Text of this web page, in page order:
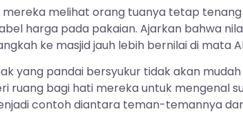
mereka melihat orang tuanya tetap
harga pada pakaian. Ajarkan bahwa
ke masjid jauh lebih bernilai di mata
yang pandai bersyukur tidak akan
ruang bagi hati mereka untuk mengenal
contoh diantara teman-temannya